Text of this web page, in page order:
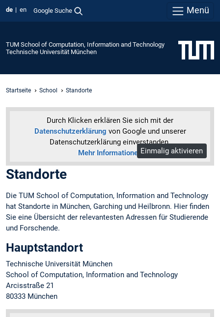
de en Google Suche Menü
TUM School of Computation, Information and Technology
Technische Universität München
Startseite School Standorte
Durch Klicken erklären Sie sich mit der
Datenschutzerklärung von Google und unserer
Datenschutzerklärung einverstanden.
Mehr InformationenEinmalig aktivieren
Standorte
Die TUM School of Computation, Information and Technology
hat Standorte in München, Garching und Heilbronn. Hier finden
Sie eine Übersicht der relevantesten Adressen für Studierende
und Forschende.
Hauptstandort
Technische Universität München
School of Computation, Information and Technology
Arcisstraße 21
80333 München